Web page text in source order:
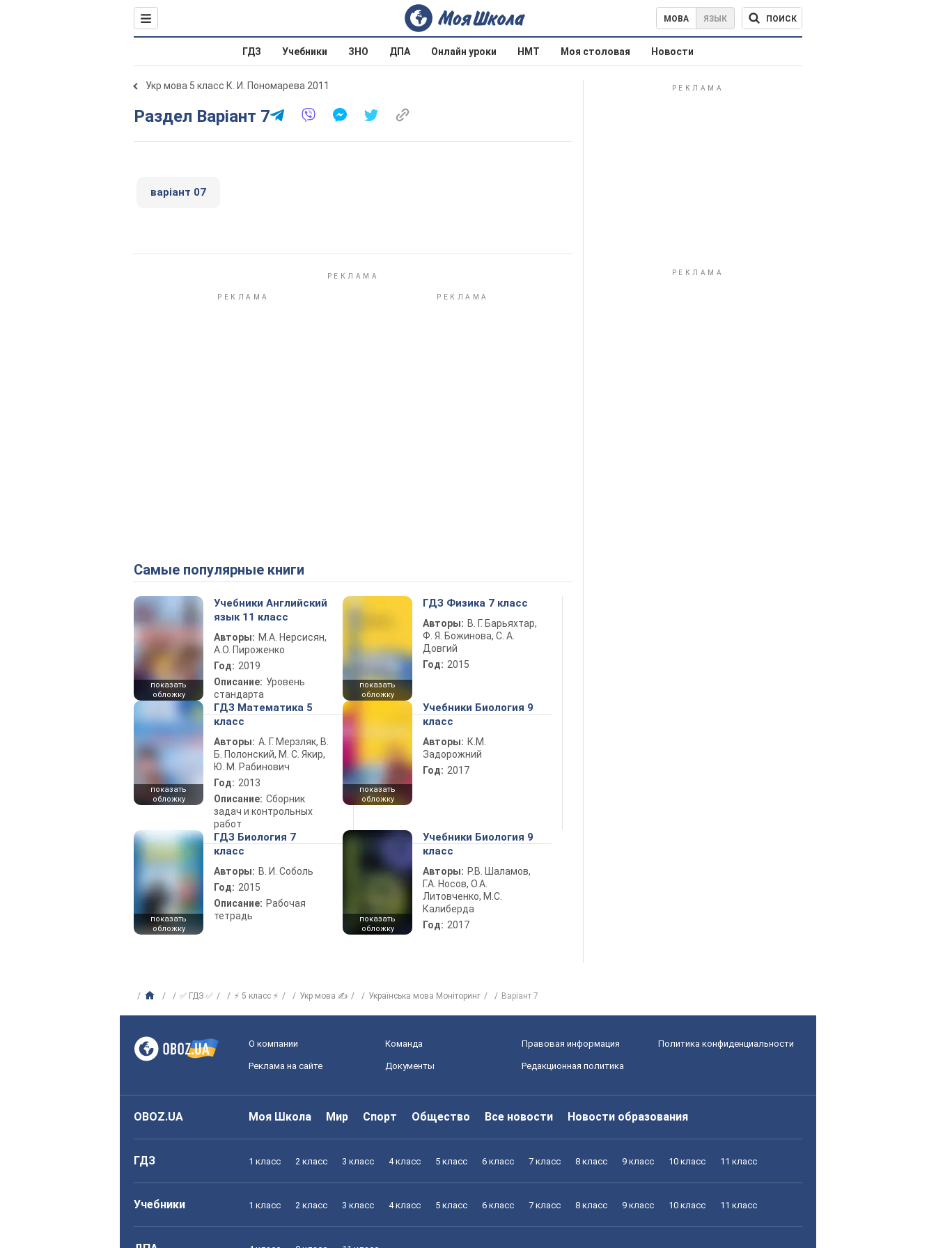
МОВА ЯЗЫК ПОИСК
ГДЗ Учебники ЗНО ДПА Онлайн уроки НМТ Моя столовая Новости
Укр мова 5 класс К. И. Пономарева 2011
Раздел Варіант 7
варіант 07
Самые популярные книги
показать
обложку
Учебники Английский
язык 11 класс
Авторы: М.А. Нерсисян,
А.О. Пироженко
Год: 2019
Описание: Уровень
стандарта
показать
обложку
ГДЗ Физика 7 класс
Авторы: В. Г. Барьяхтар,
Ф. Я. Божинова, С. А.
Довгий
Год: 2015
показать
обложку
ГДЗ Математика 5
класс
Авторы: А. Г. Мерзляк, В.
Б. Полонский, М. С. Якир,
Ю. М. Рабинович
Год: 2013
Описание: Сборник
задач и контрольных
работ
показать
обложку
Учебники Биология 9
класс
Авторы: К.М.
Задорожний
Год: 2017
показать
обложку
ГДЗ Биология 7
класс
Авторы: В. И. Соболь
Год: 2015
Описание: Рабочая
тетрадь
показать
обложку
Учебники Биология 9
класс
Авторы: Р.В. Шаламов,
Г.А. Носов, О.А.
Литовченко, М.С.
Калиберда
Год: 2017
✅ ГДЗ ✅ ⚡ 5 класс ⚡ Укр мова ✍ Українська мова Моніторинг Варіант 7
О компании Команда Правовая информация Политика конфиденциальности
Реклама на сайте Документы Редакционная политика
OBOZ.UA Моя Школа Мир Спорт Общество Все новости Новости образования
ГДЗ 1 класс 2 класс 3 класс 4 класс 5 класс 6 класс 7 класс 8 класс 9 класс 10 класс 11 класс
Учебники 1 класс 2 класс 3 класс 4 класс 5 класс 6 класс 7 класс 8 класс 9 класс 10 класс 11 класс